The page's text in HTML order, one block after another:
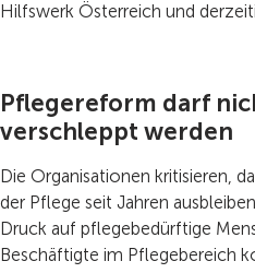
Hilfswerk Österreich und
Pflegereform darf
verschleppt werden
Die Organisationen kritisieren,
der Pflege seit Jahren
Druck auf pflegebedürftige
Beschäftigte im Pflegebereich